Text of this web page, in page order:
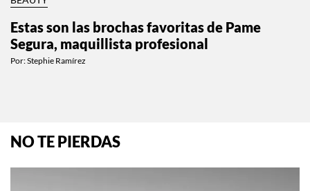
Estas son las brochas favoritas de Pame
Segura, maquillista profesional
Por:Stephie Ramírez
NO TE PIERDAS